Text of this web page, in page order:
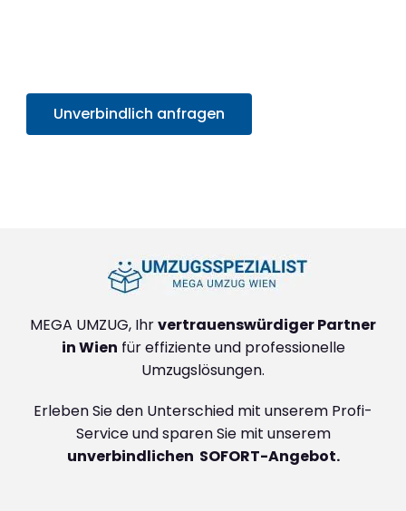
Unverbindlich anfragen
MEGA UMZUG, Ihrvertrauenswürdiger Partner
in Wien für effiziente und professionelle
Umzugslösungen.
Erleben Sie den Unterschied mit unserem Profi-
Service und sparen Sie mit unserem
unverbindlichen SOFORT-Angebot.